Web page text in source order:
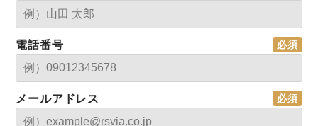
電話番号
メールアドレス